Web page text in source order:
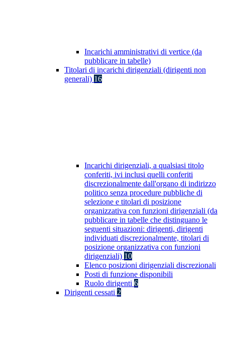
Incarichi amministrativi di vertice (da
pubblicare in tabelle)
Titolari di incarichi dirigenziali (dirigenti non
generali) 16
Incarichi dirigenziali, a qualsiasi titolo
conferiti, ivi inclusi quelli conferiti
discrezionalmente dall'organo di indirizzo
politico senza procedure pubbliche di
selezione e titolari di posizione
organizzativa con funzioni dirigenziali (da
pubblicare in tabelle che distinguano le
seguenti situazioni: dirigenti, dirigenti
individuati discrezionalmente, titolari di
posizione organizzativa con funzioni
dirigenziali) 10
Elenco posizioni dirigenziali discrezionali
Posti di funzione disponibili
Ruolo dirigenti 6
Dirigenti cessati 2